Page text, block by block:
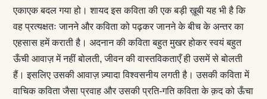
एकाएक बदल गया हो। शायद इस कविता की एक बड़ी ख़ूबी यह भी है कि
वह प्रत्यक्षतः जानने और कविता को पढ़कर जानने के बीच के अन्तर का
एहसास हमें कराती है। अदनान की कविता बहुत मुखर होकर स्वयं बहुत
ऊँची आवाज़ में नहीं बोलती, जीवन की वास्तविकताएँ ही उसमें से बोलती
हैं। इसलिए उसकी आवाज़ ज़्यादा विश्वसनीय लगती है। उसकी कविता में
वाचिक कविता जैसा प्रवाह और उसकी प्रति-गति कविता के क़द को ऊँचा